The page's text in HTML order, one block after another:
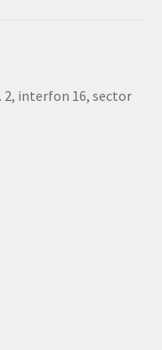
2, interfon 16, sector